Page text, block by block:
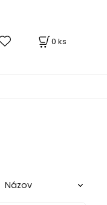
0 ks